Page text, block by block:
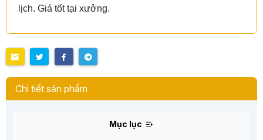
lịch. Giá tốt tại xưởng.
Chi tiết sản phẩm
Mục lục